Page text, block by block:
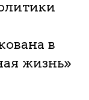
в
жизнь»